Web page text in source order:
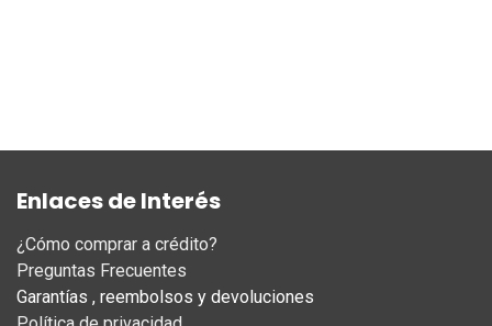
Enlaces de Interés
¿Cómo comprar a crédito?
Preguntas Frecuentes
Garantías , reembolsos y devoluciones